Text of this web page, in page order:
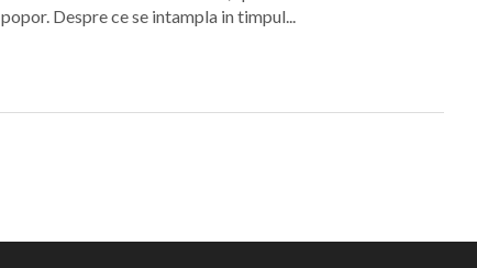
popor. Despre ce se intampla in timpul...